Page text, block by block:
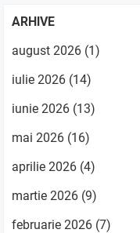
ARHIVE
august 2026 (1)
iulie 2026 (14)
iunie 2026 (13)
mai 2026 (16)
aprilie 2026 (4)
martie 2026 (9)
februarie 2026 (7)